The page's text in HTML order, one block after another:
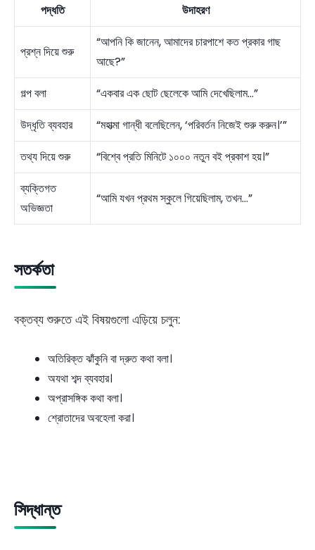
পদ্ধতি উদাহরণ
প্রশ্ন দিয়ে শুরু
“আপনি কি জানেন, আমাদের চারপাশে কত প্রকার গাছ
আছে?”
গল্প বলা
“একবার এক ছোট ছেলেকে আমি দেখেছিলাম…”
উদ্ধৃতি ব্যবহার
“মহাত্মা গান্ধী বলেছিলেন, ‘পরিবর্তন নিজেই শুরু করুন।’”
তথ্য দিয়ে শুরু
“বিশ্বে প্রতি মিনিটে ১০০০ নতুন বই প্রকাশ হয়।”
ব্যক্তিগত
অভিজ্ঞতা
“আমি যখন প্রথম স্কুলে গিয়েছিলাম, তখন…”
সতর্কতা
বক্তব্য শুরুতে এই বিষয়গুলো এড়িয়ে চলুন:
অতিরিক্ত ঝাঁকুনি বা দ্রুত কথা বলা।
অযথা শব্দ ব্যবহার।
অপ্রাসঙ্গিক কথা বলা।
শ্রোতাদের অবহেলা করা।
সিদ্ধান্ত